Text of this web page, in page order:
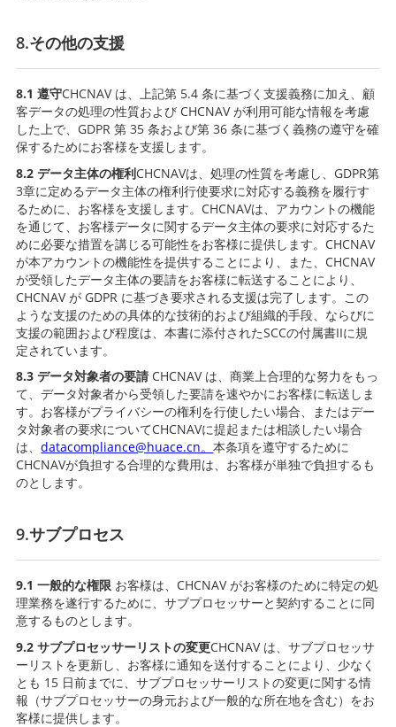
8.その他の支援
8.1 遵守CHCNAV は、上記第 5.4 条に基づく支援義務に加え、顧
客データの処理の性質および CHCNAV が利用可能な情報を考慮
した上で、GDPR 第 35 条および第 36 条に基づく義務の遵守を確
保するためにお客様を支援します。
8.2 データ主体の権利CHCNAVは、処理の性質を考慮し、GDPR第
3章に定めるデータ主体の権利行使要求に対応する義務を履行す
るために、お客様を支援します。CHCNAVは、アカウントの機能
を通じて、お客様データに関するデータ主体の要求に対応するた
めに必要な措置を講じる可能性をお客様に提供します。CHCNAV
が本アカウントの機能性を提供することにより、また、CHCNAV
が受領したデータ主体の要請をお客様に転送することにより、
CHCNAV が GDPR に基づき要求される支援は完了します。この
ような支援のための具体的な技術的および組織的手段、ならびに
支援の範囲および程度は、本書に添付されたSCCの付属書IIに規
定されています。
8.3 データ対象者の要請 CHCNAV は、商業上合理的な努力をもっ
て、データ対象者から受領した要請を速やかにお客様に転送しま
す。お客様がプライバシーの権利を行使したい場合、またはデー
タ対象者の要求についてCHCNAVに提起または相談したい場合
は、datacompliance@huace.cn。本条項を遵守するために
CHCNAVが負担する合理的な費用は、お客様が単独で負担するも
のとします。
9.サブプロセス
9.1 一般的な権限 お客様は、CHCNAV がお客様のために特定の処
理業務を遂行するために、サブプロセッサーと契約することに同
意するものとします。
9.2 サブプロセッサーリストの変更CHCNAV は、サブプロセッサ
ーリストを更新し、お客様に通知を送付することにより、少なく
とも 15 日前までに、サブプロセッサーリストの変更に関する情
報（サブプロセッサーの身元および一般的な所在地を含む）をお
客様に提供します。